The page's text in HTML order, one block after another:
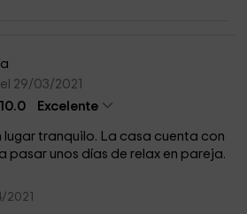
29/03/2021
10.0
Excelente
lugar tranquilo. La casa cuenta con
unos días de relax en pareja.